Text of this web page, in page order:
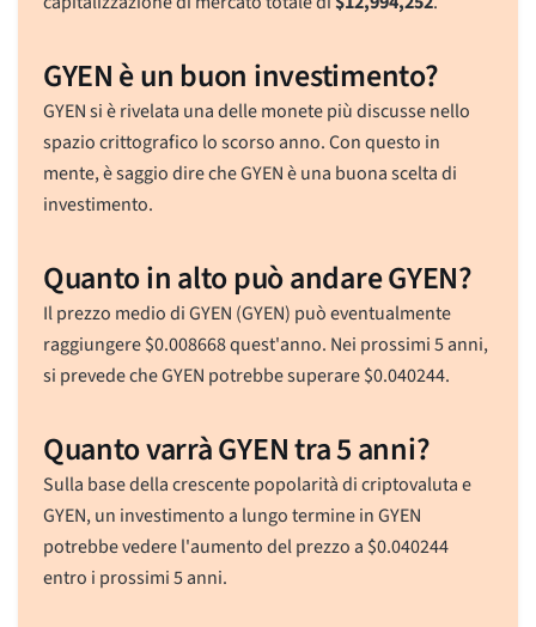
GYEN è un buon investimento?
GYEN si è rivelata una delle monete più discusse nello
spazio crittografico lo scorso anno. Con questo in
mente, è saggio dire che GYEN è una buona scelta di
investimento.
Quanto in alto può andare GYEN?
Il prezzo medio di GYEN (GYEN) può eventualmente
raggiungere$0.008668quest'anno. Nei prossimi 5 anni,
si prevede che GYEN potrebbe superare$0.040244.
Quanto varrà GYEN tra 5 anni?
Sulla base della crescente popolarità di criptovaluta e
GYEN, un investimento a lungo termine in GYEN
potrebbe vedere l'aumento del prezzo a $0.040244
entro i prossimi 5 anni.